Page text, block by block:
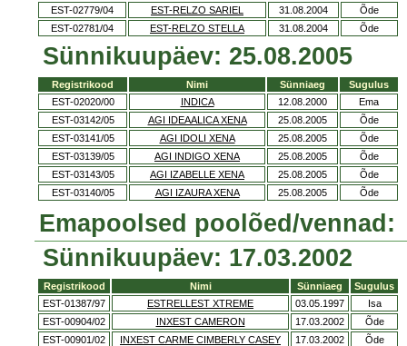
EST-02779/04
EST-RELZO SARIEL 31.08.2004
Õde
EST-02781/04
EST-RELZO STELLA 31.08.2004 Õde
Sünnikuupäev: 25.08.2005
Registrikood Nimi Sünniaeg
Sugulus
EST-02020/00
INDICA 12.08.2000
Ema
EST-03142/05
AGI IDEAALICA XENA 25.08.2005
Õde
EST-03141/05
AGI IDOLI XENA 25.08.2005
Õde
EST-03139/05
AGI INDIGO XENA 25.08.2005
Õde
EST-03143/05
AGI IZABELLE XENA 25.08.2005
Õde
EST-03140/05
AGI IZAURA XENA 25.08.2005 Õde
Emapoolsed poolõed/vennad:
Sünnikuupäev: 17.03.2002
Registrikood Nimi Sünniaeg
Sugulus
EST-01387/97
ESTRELLEST XTREME 03.05.1997
Isa
EST-00904/02
INXEST CAMERON 17.03.2002
Õde
EST-00901/02
INXEST CARME CIMBERLY CASEY 17.03.2002
Õde